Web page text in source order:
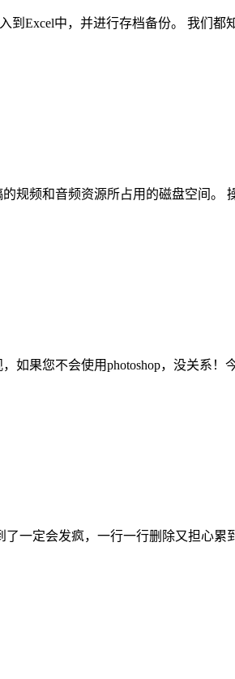
Excel中，并进行存档备份。 我们
规频和音频资源所占用的磁盘空间。
如果您不会使用photoshop，没关系
一定会发疯，一行一行删除又担心